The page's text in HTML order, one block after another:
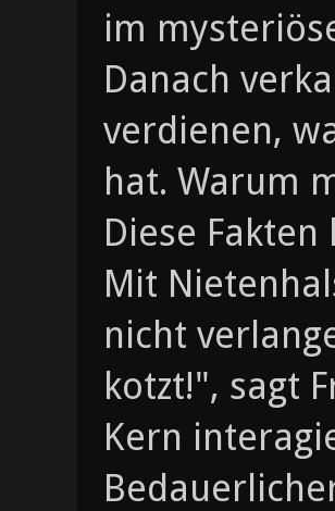
im
Danach
verdienen,
hat. Warum
Diese
Mit
nicht
kotzt!", sagt
Kern